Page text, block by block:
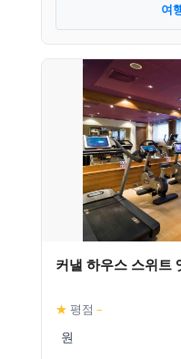
여
커낼 하우스 스위트
★ 평점 –